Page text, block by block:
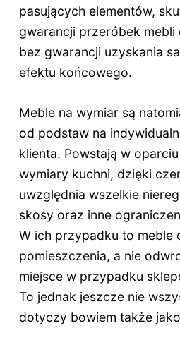
pasujących elementów,
gwarancji przeróbek mebli
bez gwarancji uzyskania
efektu końcowego.
Meble na wymiar są
od podstaw na
klienta. Powstają w
wymiary kuchni, dzięki
uwzględnia wszelkie
skosy oraz inne
W ich przypadku to meble
pomieszczenia, a nie
miejsce w przypadku
To jednak jeszcze nie
dotyczy bowiem także